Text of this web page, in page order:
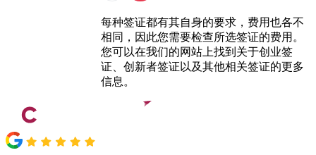
每种签证都有其自身的要求，费用也各不
相同，因此您需要检查所选签证的费用。
您可以在我们的网站上找到关于创业签
证、创新者签证以及其他相关签证的更多
信息。